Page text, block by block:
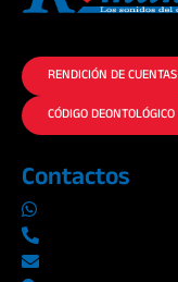
RENDICIÓN DE CUENTAS
CÓDIGO DEONTOLÓGICO
Contactos